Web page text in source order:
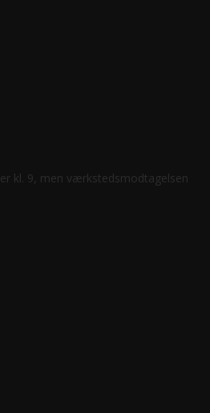
kl. 9, men værkstedsmodtagelsen